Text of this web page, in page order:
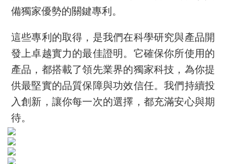
備獨家優勢的關鍵專利。
這些專利的取得，是我們在科學研究與產品開
發上卓越實力的最佳證明。它確保你所使用的
產品，都搭載了領先業界的獨家科技，為你提
供最堅實的品質保障與功效信任。我們持續投
入創新，讓你每一次的選擇，都充滿安心與期
待。